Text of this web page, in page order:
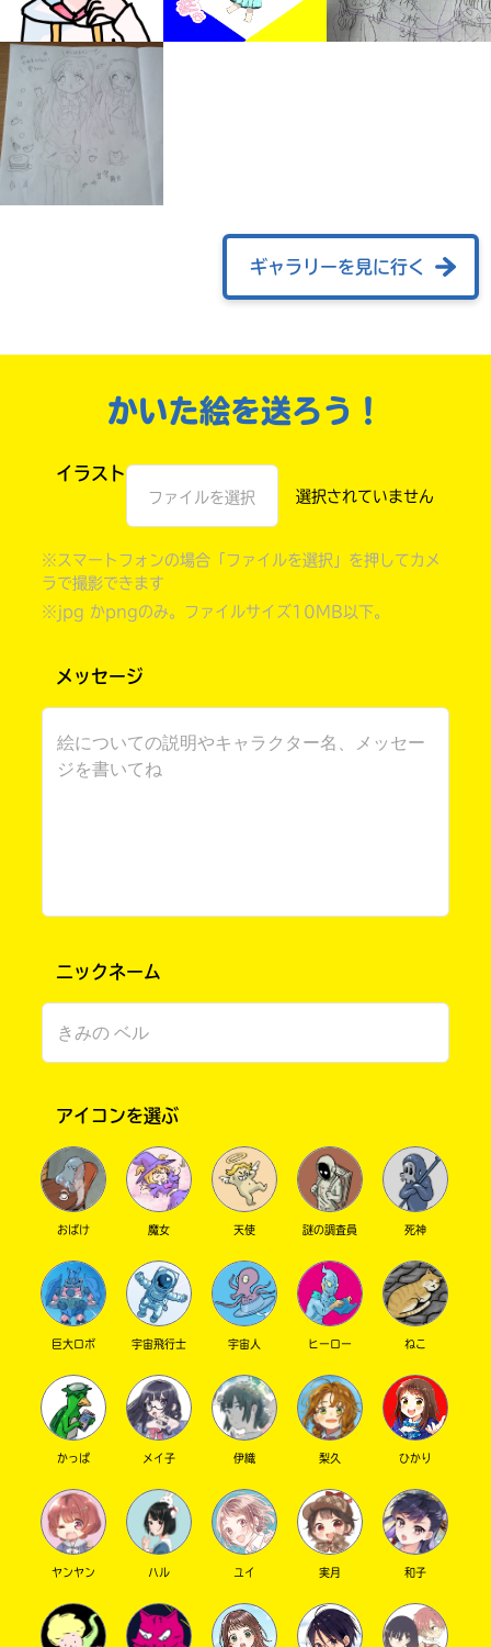
見られる
ギャラリー
本だなが作れる！
このマチのことを
もっと知りたい
キミに
ギャラリーを見に行く
かいた絵を送ろう！
イラスト
ファイルを選択
※スマートフォンの場合「ファイルを選択」を押してカメ
ラで撮影できます
※jpg かpngのみ。ファイルサイズ10MB以下。
メッセージ
ニックネーム
アイコンを選ぶ
おばけ 魔女 天使 謎の調査員 死神
巨大ロボ 宇宙飛行士 宇宙人 ヒーロー ねこ
かっぱ メイ子 伊織 梨久 ひかり
ヤンヤン ハル ユイ 実月 和子